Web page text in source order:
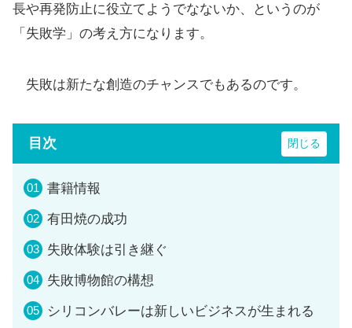
長や再発防止に役立てようでなないか、というのが
「失敗学」の考え方になります。
失敗は新たな創造のチャンスでもあるのです。
目次
書籍情報
有田焼の成功
失敗体験は引き継ぐ
失敗博物館の構想
シリコンバレーは新しいビジネスが生まれる